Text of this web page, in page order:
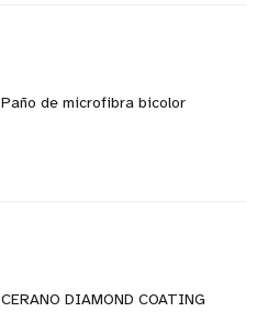
Paño de microfibra bicolor
CERANO DIAMOND COATING